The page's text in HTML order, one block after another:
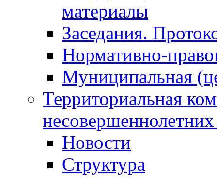
материалы
Заседания.
Нормативно-
Муниципальная
Территориальная
Новости
Структура